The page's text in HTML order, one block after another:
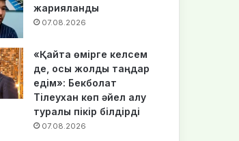
жарияланды
07.08.2026
«Қайта өмірге келсем
де, осы жолды таңдар
едім»: Бекболат
Тілеухан көп әйел алу
туралы пікір білдірді
07.08.2026